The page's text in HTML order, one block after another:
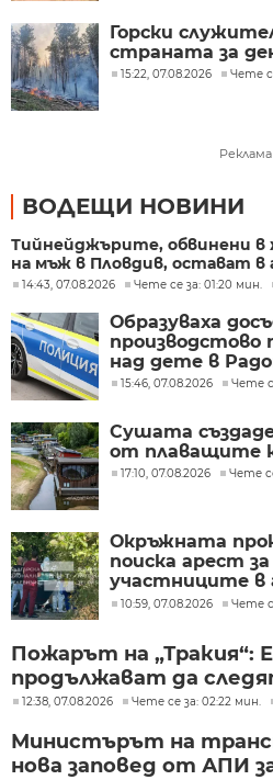
Горски
страната за
15:22, 07.08.2026 Чете
Реклама
ВОДЕЩИ НОВИНИ
Тийнейджърите, обвинени
на мъж в Пловдив, остават в
14:43, 07.08.2026 Чете се за: 01:20 мин.
Образуваха
производстово
над дете в
15:46, 07.08.2026 Чете
Сушата
от плаващите
17:10, 07.08.2026 Чете
Окръжната
поиска арест
участниците в
разбитата
10:59, 07.08.2026 Чете
Пожарът на „Тракия“:
продължават да
12:38, 07.08.2026 Чете се за: 02:22 мин.
Министърът на
нова заповед от АПИ